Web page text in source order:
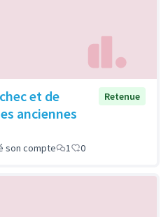
et de
anciennes
Retenue
son compte 1 0